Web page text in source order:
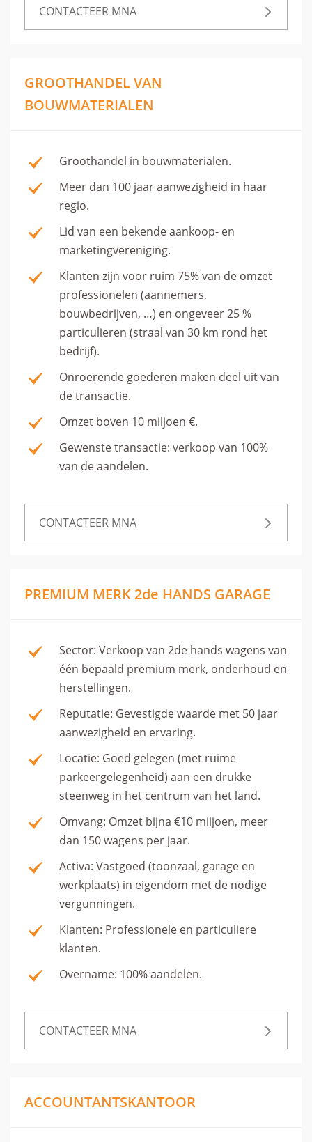
CONTACTEER MNA
GROOTHANDEL VAN
BOUWMATERIALEN
Groothandel in bouwmaterialen.
Meer dan 100 jaar aanwezigheid in haar
regio.
Lid van een bekende aankoop- en
marketingvereniging.
Klanten zijn voor ruim 75% van de omzet
professionelen (aannemers,
bouwbedrijven, …) en ongeveer 25 %
particulieren (straal van 30 km rond het
bedrijf).
Onroerende goederen maken deel uit van
de transactie.
Omzet boven 10 miljoen €.
Gewenste transactie: verkoop van 100%
van de aandelen.
CONTACTEER MNA
PREMIUM MERK 2de HANDS GARAGE
Sector: Verkoop van 2de hands wagens van
één bepaald premium merk, onderhoud en
herstellingen.
Reputatie: Gevestigde waarde met 50 jaar
aanwezigheid en ervaring.
Locatie: Goed gelegen (met ruime
parkeergelegenheid) aan een drukke
steenweg in het centrum van het land.
Omvang: Omzet bijna €10 miljoen, meer
dan 150 wagens per jaar.
Activa: Vastgoed (toonzaal, garage en
werkplaats) in eigendom met de nodige
vergunningen.
Klanten: Professionele en particuliere
klanten.
Overname: 100% aandelen.
CONTACTEER MNA
ACCOUNTANTSKANTOOR